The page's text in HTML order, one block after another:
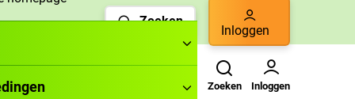
Zoeken
Inloggen
Zoeken Inloggen